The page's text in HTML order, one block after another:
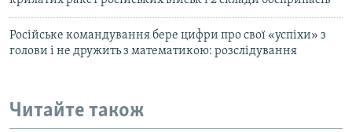
Російське командування бере цифри про свої «успіхи» з
голови і не дружить з математикою: розслідування
Читайте також